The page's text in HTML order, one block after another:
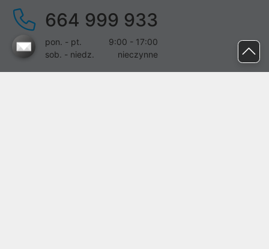
664 999 933
pon. - pt.
9:00 - 17:00
sob. - niedz.
nieczynne